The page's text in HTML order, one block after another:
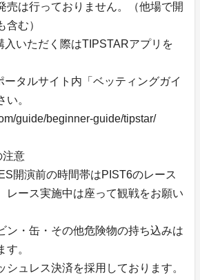
売は行っておりません。（他場で開
含む）
入いただく際はTIPSTARアプリを
タルサイト内「ベッティングガイ
い。
guide/beginner-guide/tipstar/
注意
開演前の時間帯はPIST6のレース
レース実施中は座って観戦をお願い
ン・缶・その他危険物の持ち込みは
。
シュレス決済を採用しております。